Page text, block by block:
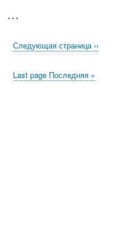
…
Следующая страница ››
Last page Последняя »